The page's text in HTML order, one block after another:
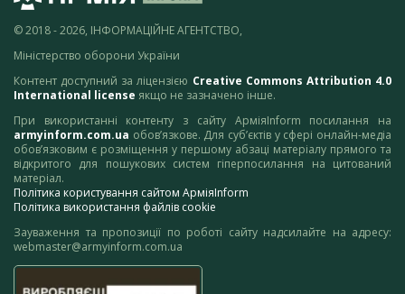
© 2018 - 2026, ІНФОРМАЦІЙНЕ АГЕНТСТВО,
Міністерство оборони України
Контент доступний за ліцензією Creative Commons Attribution 4.0
International license якщо не зазначено інше.
При використанні контенту з сайту АрміяInform посилання на
armyinform.com.ua обов’язкове. Для суб’єктів у сфері онлайн-медіа
обов’язковим є розміщення у першому абзаці матеріалу прямого та
відкритого для пошукових систем гіперпосилання на цитований
матеріал.
Політика користування сайтом АрміяInform
Політика використання файлів cookie
Зауваження та пропозиції по роботі сайту надсилайте на адресу:
webmaster@armyinform.com.ua